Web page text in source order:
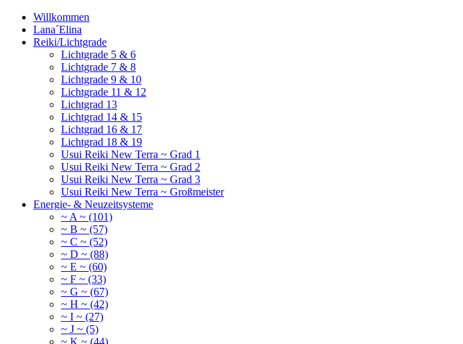
Willkommen
Lana´Elina
Reiki/Lichtgrade
Lichtgrade 5 & 6
Lichtgrade 7 & 8
Lichtgrade 9 & 10
Lichtgrade 11 & 12
Lichtgrad 13
Lichtgrad 14 & 15
Lichtgrad 16 & 17
Lichtgrad 18 & 19
Usui Reiki New Terra ~ Grad 1
Usui Reiki New Terra ~ Grad 2
Usui Reiki New Terra ~ Grad 3
Usui Reiki New Terra ~ Großmeister
Energie- & Neuzeitsysteme
~ A ~ (101)
~ B ~ (57)
~ C ~ (52)
~ D ~ (88)
~ E ~ (60)
~ F ~ (33)
~ G ~ (67)
~ H ~ (42)
~ I ~ (27)
~ J ~ (5)
~ K ~ (44)